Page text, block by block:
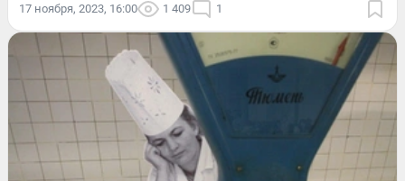
17 ноября, 2023, 16:00 1 409 1